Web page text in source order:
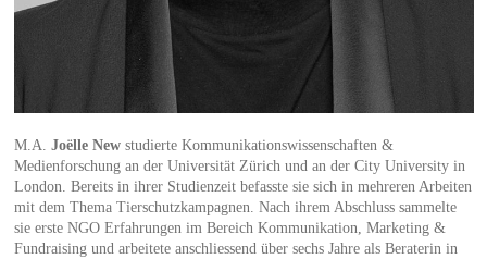
M.A. Joëlle Newstudierte Kommunikationswissenschaften &
Medienforschung an der Universität Zürich und an der City University in
London. Bereits in ihrer Studienzeit befasste sie sich in mehreren Arbeiten
mit dem Thema Tierschutzkampagnen. Nach ihrem Abschluss sammelte
sie erste NGO Erfahrungen im Bereich Kommunikation, Marketing &
Fundraising und arbeitete anschliessend über sechs Jahre als Beraterin in